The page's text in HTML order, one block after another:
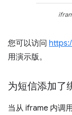
您可以访问
用演示版。
为短信添加了
当从 iframe 内调